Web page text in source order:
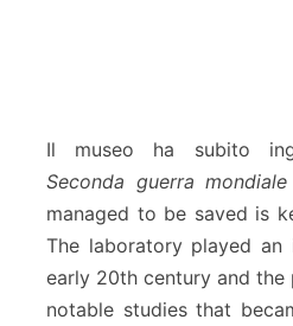
Il museo ha subito
Seconda guerra mondiale
managed to be saved is
The laboratory played
early 20th century and
notable studies that